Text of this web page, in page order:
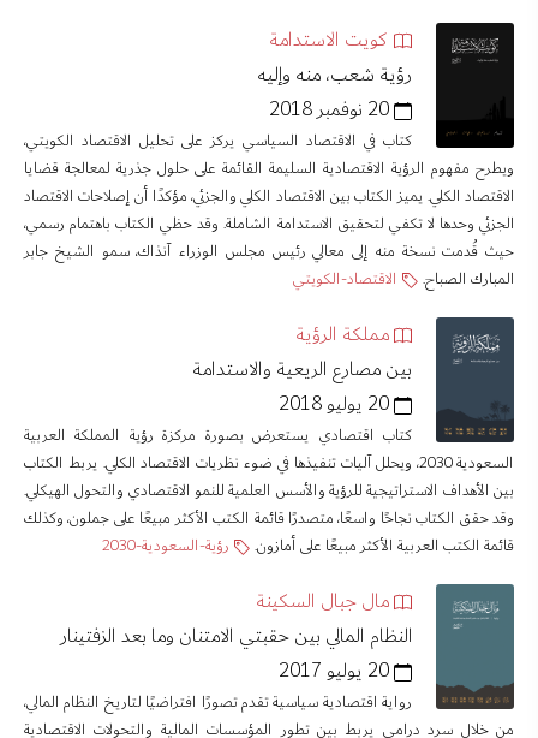
كويت الاستدامة
رؤية شعب، منه وإليه
كتاب في الاقتصاد السياسي يركز على تحليل الاقتصاد الكويتي،
ويطرح مفهوم الرؤية الاقتصادية السليمة القائمة على حلول جذرية لمعالجة قضايا
الاقتصاد الكلي. يميز الكتاب بين الاقتصاد الكلي والجزئي، مؤكدًا أن إصلاحات الاقتصاد
الجزئي وحدها لا تكفي لتحقيق الاستدامة الشاملة. وقد حظي الكتاب باهتمام رسمي،
حيث قُدمت نسخة منه إلى معالي رئيس مجلس الوزراء آنذاك، سمو الشيخ جابر
المبارك الصباح.
الاقتصاد-الكويتي
مملكة الرؤية
بين مصارع الريعية والاستدامة
كتاب اقتصادي يستعرض بصورة مركزة رؤية المملكة العربية
السعودية 2030، ويحلل آليات تنفيذها في ضوء نظريات الاقتصاد الكلي. يربط الكتاب
بين الأهداف الاستراتيجية للرؤية والأسس العلمية للنمو الاقتصادي والتحول الهيكلي.
وقد حقق الكتاب نجاحًا واسعًا، متصدرًا قائمة الكتب الأكثر مبيعًا على جملون، وكذلك
قائمة الكتب العربية الأكثر مبيعًا على أمازون.
رؤية-السعودية-2030
مال جبال السكينة
النظام المالي بين حقبتي الامتنان وما بعد الزفتينار
رواية اقتصادية سياسية تقدم تصورًا افتراضيًا لتاريخ النظام المالي،
من خلال سرد درامي يربط بين تطور المؤسسات المالية والتحولات الاقتصادية